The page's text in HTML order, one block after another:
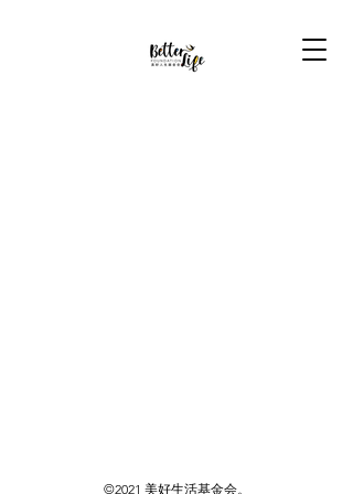
©2021 美好生活基金会。